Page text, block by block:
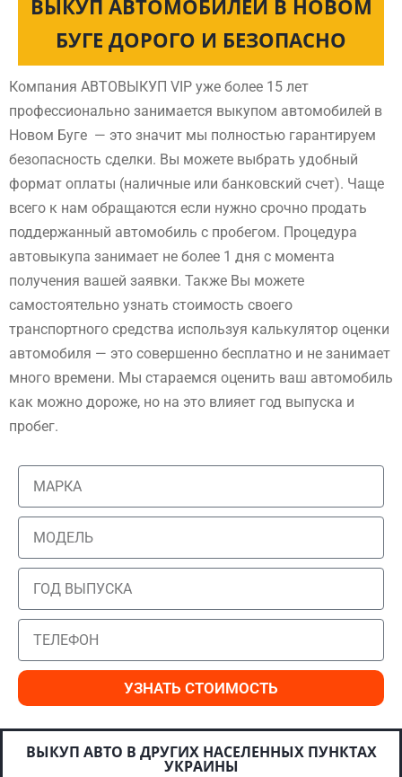
ВЫКУП АВТОМОБИЛЕЙ В НОВОМ
БУГЕ ДОРОГО И БЕЗОПАСНО
Компания АВТОВЫКУП VIP уже более 15 лет
профессионально занимается выкупом автомобилей в
Новом Буге — это значит мы полностью гарантируем
безопасность сделки. Вы можете выбрать удобный
формат оплаты (наличные или банковский счет). Чаще
всего к нам обращаются если нужно срочно продать
поддержанный автомобиль с пробегом. Процедура
автовыкупа занимает не более 1 дня с момента
получения вашей заявки. Также Вы можете
самостоятельно узнать стоимость своего
транспортного средства используя калькулятор оценки
автомобиля — это совершенно бесплатно и не занимает
много времени. Мы стараемся оценить ваш автомобиль
как можно дороже, но на это влияет год выпуска и
пробег.
УЗНАТЬ СТОИМОСТЬ
ВЫКУП АВТО В ДРУГИХ НАСЕЛЕННЫХ ПУНКТАХ
УКРАИНЫ